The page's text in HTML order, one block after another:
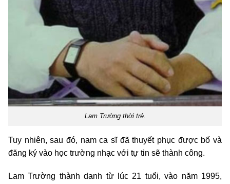
Lam Trường thời trẻ.
Tuy nhiên, sau đó, nam ca sĩ đã thuyết phục được bố và
đăng ký vào học trường nhạc với tự tin sẽ thành công.
Lam Trường thành danh từ lúc 21 tuổi, vào năm 1995,